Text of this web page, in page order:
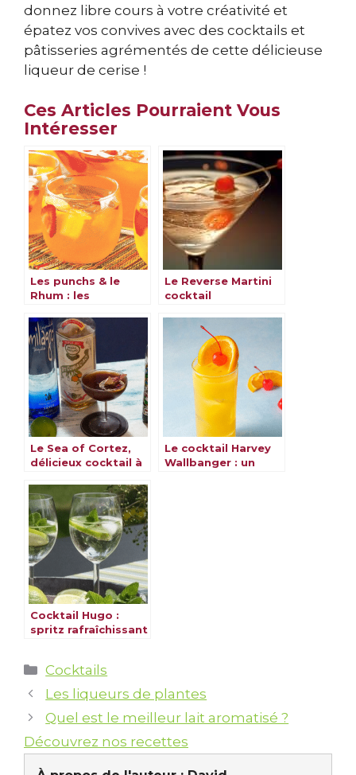
donnez libre cours à votre créativité et
épatez vos convives avec des cocktails et
pâtisseries agrémentés de cette délicieuse
liqueur de cerise !
Ces Articles Pourraient Vous
Intéresser
Les punchs & le
Rhum : les
Le Reverse Martini
cocktail
Le Sea of Cortez,
délicieux cocktail à
Le cocktail Harvey
Wallbanger : un
Cocktail Hugo :
spritz rafraîchissant
Catégories
Cocktails
Les liqueurs de plantes
Quel est le meilleur lait aromatisé ?
Découvrez nos recettes